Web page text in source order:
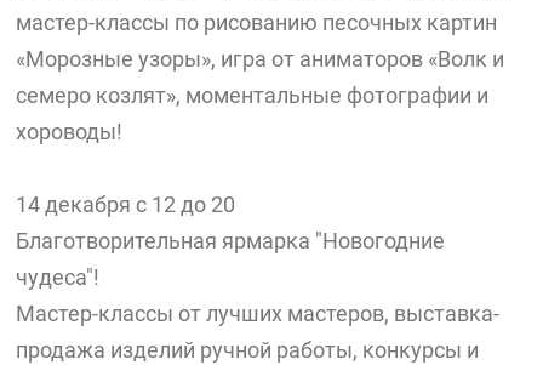
мастер-классы по рисованию песочных картин
«Морозные узоры», игра от аниматоров «Волк и
семеро козлят», моментальные фотографии и
хороводы!
14 декабря с 12 до 20
Благотворительная ярмарка "Новогодние
чудеса"!
Мастер-классы от лучших мастеров, выставка-
продажа изделий ручной работы, конкурсы и